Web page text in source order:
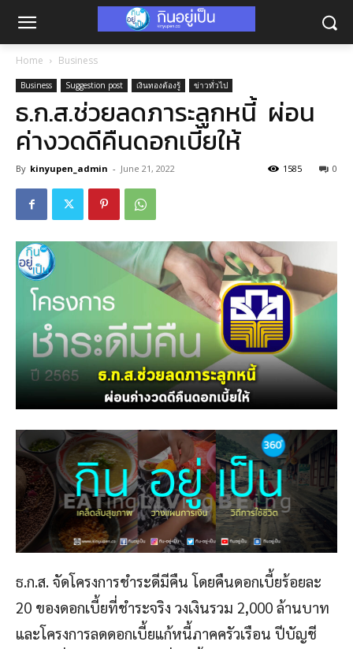
Home Business
Business Suggestion post เงินทองต้องรู้ ข่าวทั่วไป
ธ.ก.ส.ช่วยลดภาระลูกหนี้ ผ่อน
ค่างวดดีคืนดอกเบี้ยให้
By kinyupen_admin - June 21, 2022 0
1585
ธ.ก.ส. จัดโครงการชำระดีมีคืน โดยคืนดอกเบี้ยร้อยละ
20 ของดอกเบี้ยที่ชำระจริง วงเงินรวม 2,000 ล้านบาท
และโครงการลดดอกเบี้ยแก้หนี้ภาคครัวเรือน ปีบัญชี